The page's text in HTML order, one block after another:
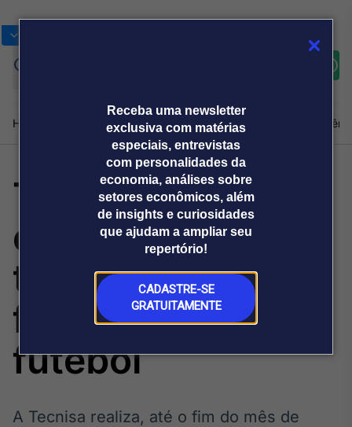
Receba uma newsletter
exclusiva com matérias
especiais, entrevistas
com personalidades da
economia, análises sobre
setores econômicos, além
de insights e curiosidades
que ajudam a ampliar seu
repertório!
CADASTRE-SE
GRATUITAMENTE
Home Produtos e soluçõesNotíciasBlogWeekend
Plataformas
Broadcast+
O mercado
financeiro em
tempo real
Broadcast
Sobre nós Releases Broadcast
Prêmio Broadcast
Analistas
Prêmio Broadcast
Empresas
Agências de
comunicação
Releases
Tecnisa promove
encontro para
troca de
figurinhas de
futebol
A Tecnisa realiza, até o fim do mês de